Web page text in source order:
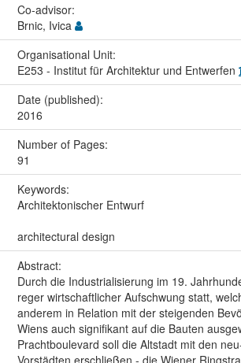
Co-advisor:
Brnic, Ivica
Organisational Unit:
E253 - Institut für Architektur und Entwerfen
Date (published):
2016
Number of Pages:
91
Keywords:
Architektonischer Entwurf
architectural design
Abstract:
Durch die Industrialisierung im 19.
reger wirtschaftlicher Aufschwung statt,
anderem in Relation mit der steigenden
Wiens auch signifikant auf die Bauten
Prachtboulevard soll die Altstadt mit den
Vorstädten erschließen - die Wiener